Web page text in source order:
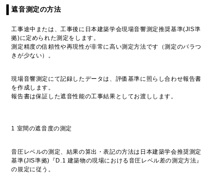
遮音測定の方法
工事途中または、工事後に日本建築学会現場音響測定推奨基準(JIS準
拠)に定められた測定をします。
測定精度の信頼性や再現性が非常に高い測定方法です（測定のバラつ
きが少ない）。
現場音響測定にて記録したデータは、評価基準に照らし合わせ報告書
を作成します。
報告書は保証した遮音性能の工事結果としてお渡しします。
1 室間の遮音度の測定
音圧レベルの測定、結果の算出・表記の方法は日本建築学会推奨測定
基準(JIS準拠)『D.1 建築物の現場における音圧レベル差の測定方法』
の規定に従う。